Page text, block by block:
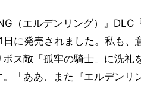
（エルデンリング）』DLC
日に発売されました。私も
ス敵「孤牢の騎士」に洗礼
「ああ、また『エルデンリ